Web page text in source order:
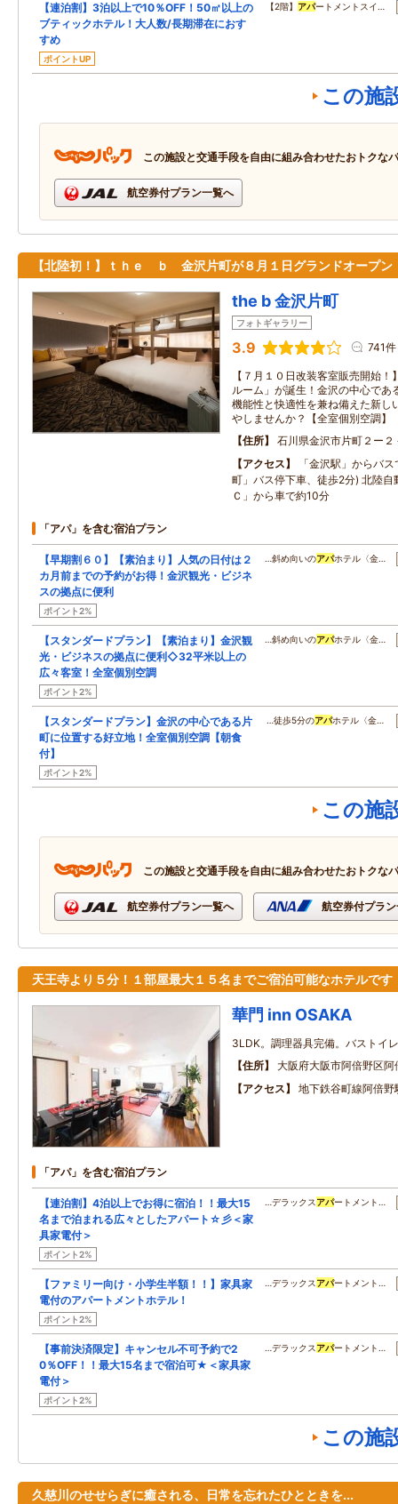
【連泊割】3泊以上で10％OFF！50㎡以上の
ブティックホテル！大人数/長期滞在におす
すめ
ポイントUP
【2階】 アパートメントスイ…
この施
この施設と交通手段を自由に組み合わせたおトクな
航空券付プラン一覧へ
【北陸初！】ｔｈｅ ｂ 金沢片町が８月１日グランドオープン
the b 金沢片町
フォトギャラリー
3.9 741件
【７月１０日改装客室販売開始
ルーム」が誕生！金沢の中心であ
機能性と快適性を兼ね備えた新し
やしませんか？【全室個別空調】
住所
石川県金沢市片町２ー２
アクセス
「金沢駅」からバ
町」バス停下車、徒歩2分) 北陸自
Ｃ」から車で約10分
「アパ」を含む宿泊プラン
【早期割６０】【素泊まり】人気の日付は２
カ月前までの予約がお得！金沢観光・ビジネ
スの拠点に便利
ポイント2%
…斜め向いのアパホテル〈金…
【スタンダードプラン】【素泊まり】金沢観
光・ビジネスの拠点に便利◇32平米以上の
広々客室！全室個別空調
ポイント2%
…斜め向いのアパホテル〈金…
【スタンダードプラン】金沢の中心である片
町に位置する好立地！全室個別空調【朝食
付】
ポイント2%
…徒歩5分のアパホテル〈金…
この施
この施設と交通手段を自由に組み合わせたおトクな
航空券付プラン一覧へ 航空券付プラ
天王寺より５分！１部屋最大１５名までご宿泊可能なホテルです
華門 inn OSAKA
3LDK。調理器具完備。バストイ
住所
大阪府大阪市阿倍野区
アクセス
地下鉄谷町線阿倍
「アパ」を含む宿泊プラン
【連泊割】4泊以上でお得に宿泊！！最大15
名まで泊まれる広々としたアパート☆彡＜家
具家電付＞
ポイント2%
…デラックス アパートメント…
【ファミリー向け・小学生半額！！】家具家
電付のアパートメントホテル！
ポイント2%
…デラックス アパートメント…
【事前決済限定】キャンセル不可予約で2
0％OFF！！最大15名まで宿泊可★＜家具家
電付＞
ポイント2%
…デラックス アパートメント…
この施
久慈川のせせらぎに癒される、日常を忘れたひとときを...